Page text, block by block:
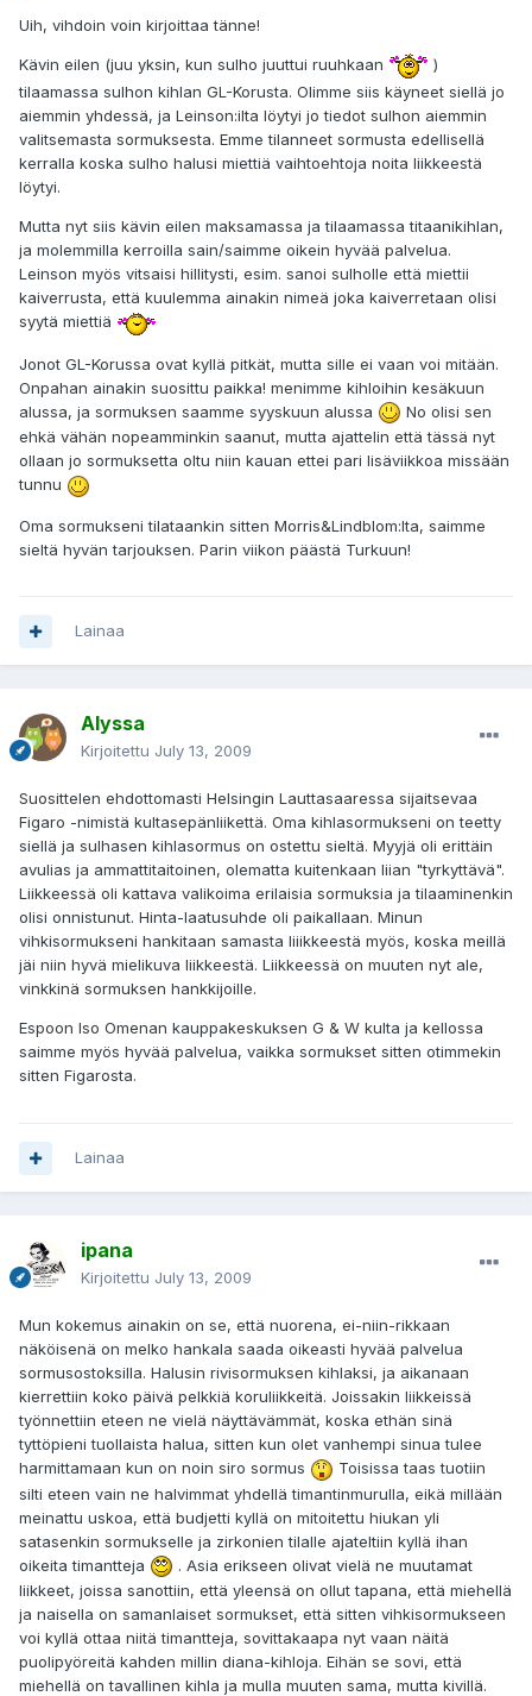
Uih, vihdoin voin kirjoittaa tänne!
Kävin eilen (juu yksin, kun sulho juuttui ruuhkaan
)
tilaamassa sulhon kihlan GL-Korusta. Olimme siis käyneet siellä jo
aiemmin yhdessä, ja Leinson:ilta löytyi jo tiedot sulhon aiemmin
valitsemasta sormuksesta. Emme tilanneet sormusta edellisellä
kerralla koska sulho halusi miettiä vaihtoehtoja noita liikkeestä
löytyi.
Mutta nyt siis kävin eilen maksamassa ja tilaamassa titaanikihlan,
ja molemmilla kerroilla sain/saimme oikein hyvää palvelua.
Leinson myös vitsaisi hillitysti, esim. sanoi sulholle että miettii
kaiverrusta, että kuulemma ainakin nimeä joka kaiverretaan olisi
syytä miettiä
Jonot GL-Korussa ovat kyllä pitkät, mutta sille ei vaan voi mitään.
Onpahan ainakin suosittu paikka! menimme kihloihin kesäkuun
alussa, ja sormuksen saamme syyskuun alussa
No olisi sen
ehkä vähän nopeamminkin saanut, mutta ajattelin että tässä nyt
ollaan jo sormuksetta oltu niin kauan ettei pari lisäviikkoa missään
tunnu
Oma sormukseni tilataankin sitten Morris&Lindblom:lta, saimme
sieltä hyvän tarjouksen. Parin viikon päästä Turkuun!
Lainaa
Alyssa
Kirjoitettu July 13, 2009
Suosittelen ehdottomasti Helsingin Lauttasaaressa sijaitsevaa
Figaro -nimistä kultasepänliikettä. Oma kihlasormukseni on teetty
siellä ja sulhasen kihlasormus on ostettu sieltä. Myyjä oli erittäin
avulias ja ammattitaitoinen, olematta kuitenkaan liian "tyrkyttävä".
Liikkeessä oli kattava valikoima erilaisia sormuksia ja tilaaminenkin
olisi onnistunut. Hinta-laatusuhde oli paikallaan. Minun
vihkisormukseni hankitaan samasta liiikkeestä myös, koska meillä
jäi niin hyvä mielikuva liikkeestä. Liikkeessä on muuten nyt ale,
vinkkinä sormuksen hankkijoille.
Espoon Iso Omenan kauppakeskuksen G & W kulta ja kellossa
saimme myös hyvää palvelua, vaikka sormukset sitten otimmekin
sitten Figarosta.
Lainaa
ipana
Kirjoitettu July 13, 2009
Mun kokemus ainakin on se, että nuorena, ei-niin-rikkaan
näköisenä on melko hankala saada oikeasti hyvää palvelua
sormusostoksilla. Halusin rivisormuksen kihlaksi, ja aikanaan
kierrettiin koko päivä pelkkiä koruliikkeitä. Joissakin liikkeissä
työnnettiin eteen ne vielä näyttävämmät, koska ethän sinä
tyttöpieni tuollaista halua, sitten kun olet vanhempi sinua tulee
harmittamaan kun on noin siro sormus
Toisissa taas tuotiin
silti eteen vain ne halvimmat yhdellä timantinmurulla, eikä millään
meinattu uskoa, että budjetti kyllä on mitoitettu hiukan yli
satasenkin sormukselle ja zirkonien tilalle ajateltiin kyllä ihan
oikeita timantteja
. Asia erikseen olivat vielä ne muutamat
liikkeet, joissa sanottiin, että yleensä on ollut tapana, että miehellä
ja naisella on samanlaiset sormukset, että sitten vihkisormukseen
voi kyllä ottaa niitä timantteja, sovittakaapa nyt vaan näitä
puolipyöreitä kahden millin diana-kihloja. Eihän se sovi, että
miehellä on tavallinen kihla ja mulla muuten sama, mutta kivillä.